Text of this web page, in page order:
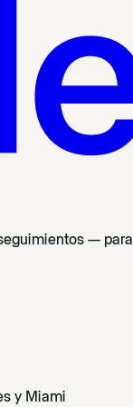
—
y Miami